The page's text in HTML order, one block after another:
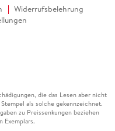
Widerrufsbelehrung
die das Lesen aber nicht
als solche gekennzeichnet.
zu Preissenkungen beziehen
Exemplars.